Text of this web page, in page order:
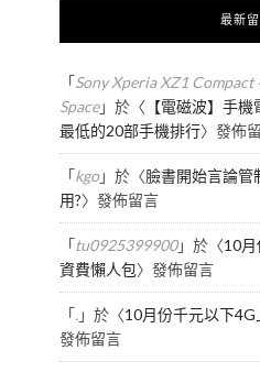
最新
「Sony Xperia XZ1
Space」於〈 【電磁波】手
最低的20部手機排行〉發佈
「kgo」於〈臉書開始言論管
用?〉發佈留言
「tu0925399900」於〈10
資費懶人包〉發佈留言
「.」於〈10月份千元以下
發佈留言